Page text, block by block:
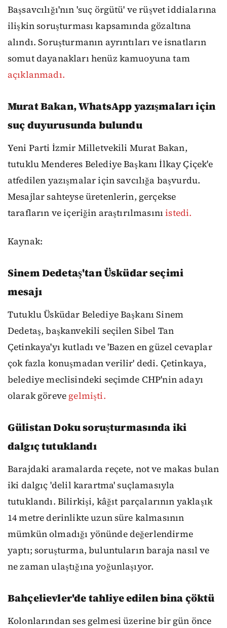
Başsavcılığı'nın 'suç örgütü' ve rüşvet iddialarına
ilişkin soruşturması kapsamında gözaltına
alındı. Soruşturmanın ayrıntıları ve isnatların
somut dayanakları henüz kamuoyuna tam
açıklanmadı.
Murat Bakan, WhatsApp yazışmaları için
suç duyurusunda bulundu
Yeni Parti İzmir Milletvekili Murat Bakan,
tutuklu Menderes Belediye Başkanı İlkay Çiçek'e
atfedilen yazışmalar için savcılığa başvurdu.
Mesajlar sahteyse üretenlerin, gerçekse
tarafların ve içeriğin araştırılmasınıistedi.
Kaynak:
Sinem Dedetaş'tan Üsküdar seçimi
mesajı
Tutuklu Üsküdar Belediye Başkanı Sinem
Dedetaş, başkanvekili seçilen Sibel Tan
Çetinkaya'yı kutladı ve 'Bazen en güzel cevaplar
çok fazla konuşmadan verilir' dedi. Çetinkaya,
belediye meclisindeki seçimde CHP'nin adayı
olarak göreve gelmişti.
Gülistan Doku soruşturmasında iki
dalgıç tutuklandı
Barajdaki aramalarda reçete, not ve makas bulan
iki dalgıç 'delil karartma' suçlamasıyla
tutuklandı. Bilirkişi, kâğıt parçalarının yaklaşık
14 metre derinlikte uzun süre kalmasının
mümkün olmadığı yönünde değerlendirme
yaptı; soruşturma, buluntuların baraja nasıl ve
ne zaman ulaştığına yoğunlaşıyor.
Bahçelievler'de tahliye edilen bina çöktü
Kolonlarından ses gelmesi üzerine bir gün önce